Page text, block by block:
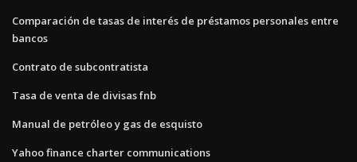
Comparación de tasas de interés de préstamos personales entre
bancos
Contrato de subcontratista
Tasa de venta de divisas fnb
Manual de petróleo y gas de esquisto
Yahoo finance charter communications